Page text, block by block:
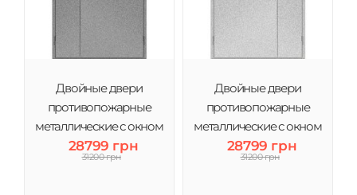
Двойные двери
противопожарные
металлические с окном
правые ДМП ЕІ60-
1200х2050 мм
28799 грн
31200 грн
Двойные двери
противопожарные
металлические с окном
левые ДМП ЕІ60- 1200х2050
мм
28799 грн
31200 грн